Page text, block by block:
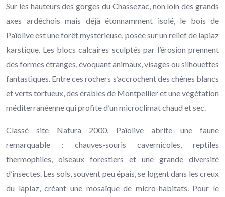
Sur les hauteurs des gorges du Chassezac, non loin des grands
axes ardéchois mais déjà étonnamment isolé, le bois de
Païolive est une forêt mystérieuse, posée sur un relief de lapiaz
karstique. Les blocs calcaires sculptés par l’érosion prennent
des formes étranges, évoquant animaux, visages ou silhouettes
fantastiques. Entre ces rochers s’accrochent des chênes blancs
et verts tortueux, des érables de Montpellier et une végétation
méditerranéenne qui profite d’un microclimat chaud et sec.
Classé site Natura 2000, Païolive abrite une faune
remarquable : chauves-souris cavernicoles, reptiles
thermophiles, oiseaux forestiers et une grande diversité
d’insectes. Les sols, souvent peu épais, se logent dans les creux
du lapiaz, créant une mosaïque de micro-habitats. Pour le